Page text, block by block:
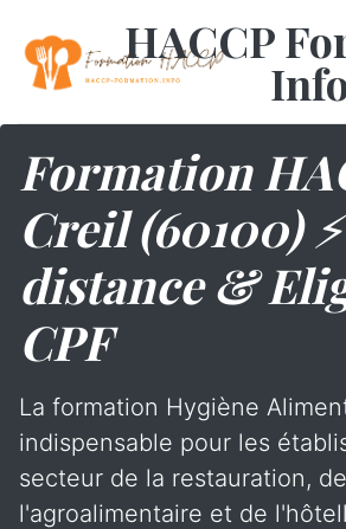
HACCP
Formation
Creil (60100)
distance &
CPF
La formation Hygiène
indispensable pour les
secteur de la restauration, de
l'agroalimentaire et de